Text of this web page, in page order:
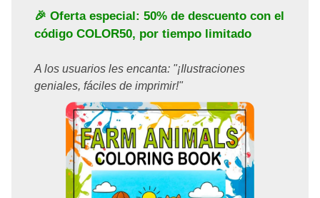
🎉 Oferta especial: 50% de descuento con el
código COLOR50, por tiempo limitado
A los usuarios les encanta: "¡Ilustraciones
geniales, fáciles de imprimir!"